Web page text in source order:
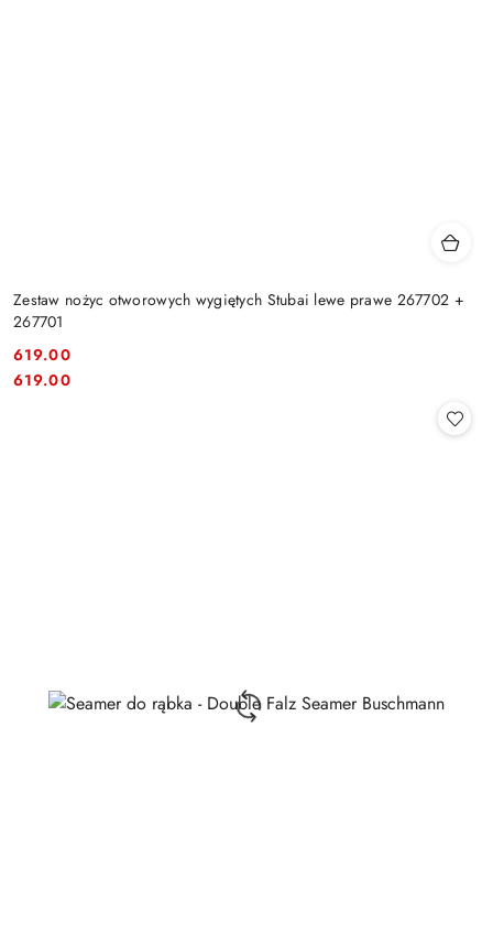
Zestaw nożyc otworowych wygiętych Stubai lewe prawe 267702 +
267701
Cena:
619.00
Cena:
619.00